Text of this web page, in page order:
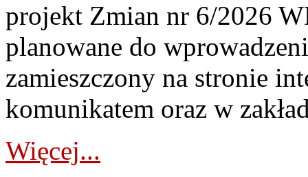
projekt Zmian nr 6/2026
planowane do
zamieszczony na stronie
komunikatem oraz w
Więcej...